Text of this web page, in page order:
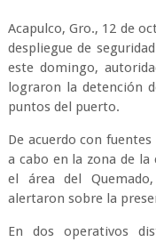
Acapulco, Gro., 12 de
despliegue de
este domingo,
lograron la detención
puntos del puerto.
De acuerdo con
a cabo en la zona de
el área del
alertaron sobre la
En dos operativos